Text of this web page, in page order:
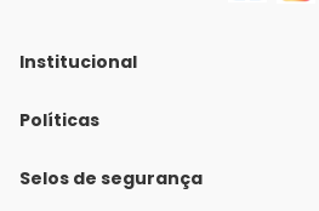
Institucional
Quem Somos
Nossas lojas
Políticas
Política de Envio
Selos de segurança